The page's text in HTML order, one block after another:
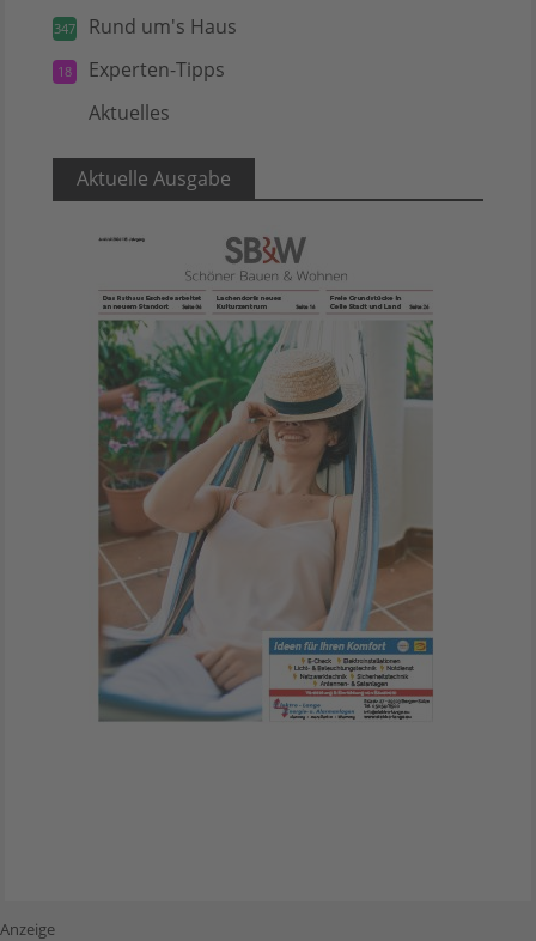
347 Rund um's Haus
18 Experten-Tipps
Aktuelles
Aktuelle Ausgabe
Anzeige